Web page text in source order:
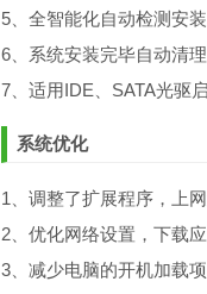
5、全智能化自动检测安
6、系统安装完毕自动清
7、适用IDE、SATA光驱
系统优化
1、调整了扩展程序，上
2、优化网络设置，下载
3、减少电脑的开机加载项